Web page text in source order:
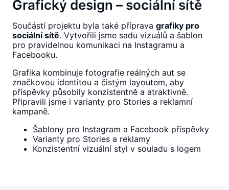
Grafický design – sociální sítě
Součástí projektu byla také příprava grafiky pro
sociální sítě. Vytvořili jsme sadu vizuálů a šablon
pro pravidelnou komunikaci na Instagramu a
Facebooku.
Grafika kombinuje fotografie reálných aut se
značkovou identitou a čistým layoutem, aby
příspěvky působily konzistentně a atraktivně.
Připravili jsme i varianty pro Stories a reklamní
kampaně.
Šablony pro Instagram a Facebook příspěvky
Varianty pro Stories a reklamy
Konzistentní vizuální styl v souladu s logem